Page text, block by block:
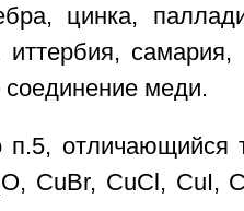
цинка,
иттербия,
соединение меди.
отличающийся
O, CuBr, CuCl, CuI,